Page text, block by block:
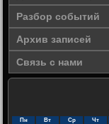
Разбор событий
Архив записей
Связь с нами
Пн Вт Ср Чт